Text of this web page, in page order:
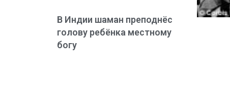
В Индии шаман преподнёс
голову ребёнка местному
богу